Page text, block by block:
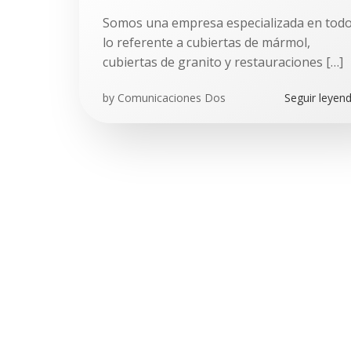
Somos una empresa especializada en
lo referente a cubiertas de mármol,
cubiertas de granito y restauraciones […]
by Comunicaciones Dos Seguir